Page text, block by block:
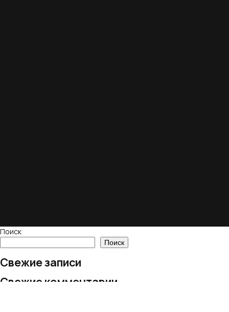
Поиск
Поиск
Свежие записи
Свежие комментарии